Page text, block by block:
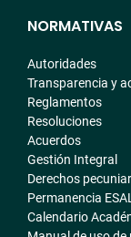
NORMATIVAS
Autoridades
Transparencia y
Reglamentos
Resoluciones
Acuerdos
Gestión Integral
Derechos
Permanencia ESAL
Calendario